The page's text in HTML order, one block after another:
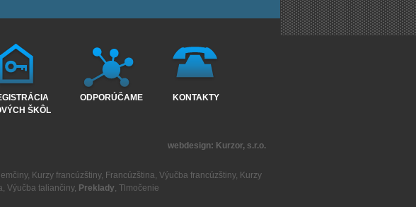
ŠKÔL
ODPORÚČAME KONTAKTY
webdesign: Kurzor, s.r.o.
, Kurzy francúzštiny, Francúzština, Výučba francúzštiny, Kurzy
, Výučba taliančiny, Preklady, Tlmočenie